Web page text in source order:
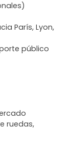
París, Lyon,
público
ruedas,